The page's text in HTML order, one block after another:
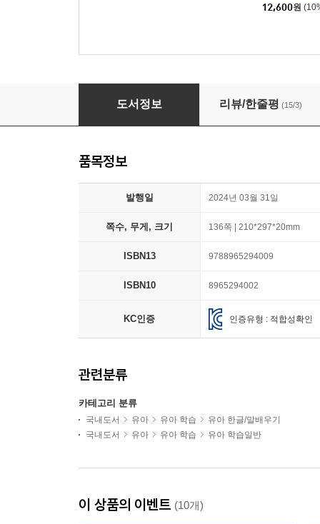
12,600원
발도르프 한글 첫걸음 : 자음편
도서정보 리뷰/한줄평 (15/3)
품목정보
발행일 2024년 03월 31일
쪽수, 무게, 크기 136쪽 | 210*297*20mm
ISBN13 9788965294009
ISBN10 8965294002
KC인증 인증유형 : 적합성확인
관련분류
카테고리 분류
국내도서 유아 유아 학습
유아 한글/말배우기
국내도서
유아 유아 학습 유아 학습일반
이 상품의 이벤트 (10개)